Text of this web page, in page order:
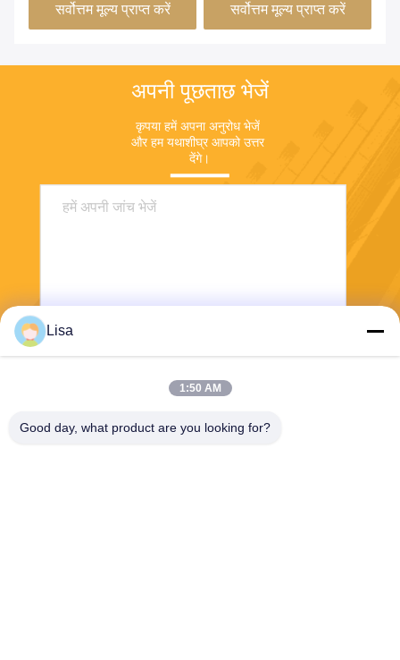
सर्वोत्तम मूल्य प्राप्त करें
ट्यूबसर्वोत्तम मूल्य प्राप्त करें
अपनी पूछताछ भेजें
कृपया हमें अपना अनुरोध भेजें
और हम यथाशीघ्र आपको उत्तर
देंगे।
Lisa
1:50 AM
Good day, what product are you looking for?